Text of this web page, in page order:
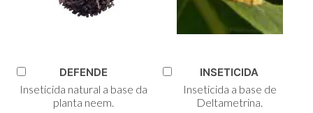
ao
Carrinho
DEFENDE
Inseticida natural a base da
planta neem.
Carrinho
INSETICIDA
Inseticida a base de
Deltametrina.